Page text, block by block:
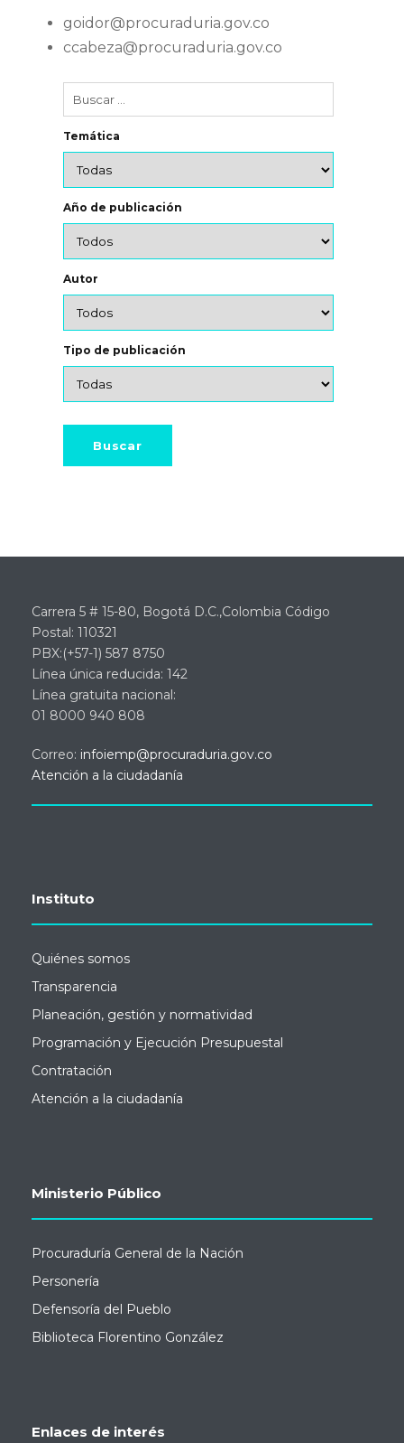
goidor@procuraduria.gov.co
ccabeza@procuraduria.gov.co
Temática
Año de publicación
Autor
Tipo de publicación
Carrera 5 # 15-80, Bogotá D.C.,Colombia Código
Postal: 110321
PBX:(+57-1) 587 8750
Línea única reducida: 142
Línea gratuita nacional:
01 8000 940 808
Correo: infoiemp@procuraduria.gov.co
Atención a la ciudadanía
Instituto
Quiénes somos
Transparencia
Planeación, gestión y normatividad
Programación y Ejecución Presupuestal
Contratación
Atención a la ciudadanía
Ministerio Público
Procuraduría General de la Nación
Personería
Defensoría del Pueblo
Biblioteca Florentino González
Enlaces de interés